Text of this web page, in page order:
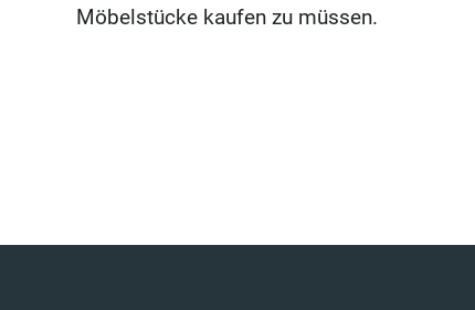
Möbelstücke kaufen zu müssen.